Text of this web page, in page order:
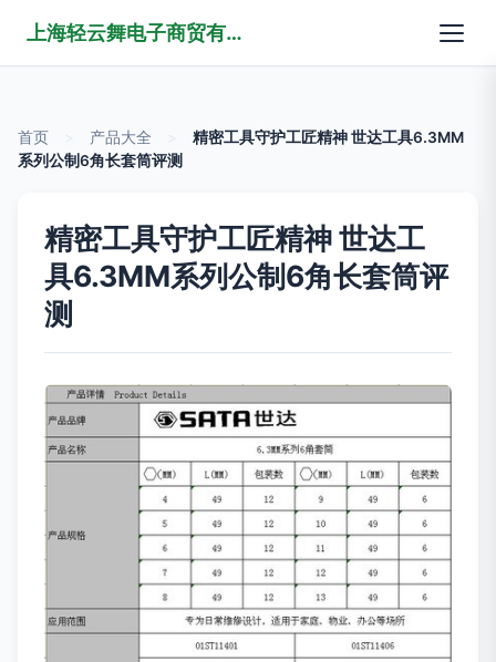
上海轻云舞电子商贸有限公司
首页 产品大全
精密工具守护工匠精神 世达工具6.3MM
系列公制6角长套筒评测
精密工具守护工匠精神 世达工
具6.3MM系列公制6角长套筒评
测